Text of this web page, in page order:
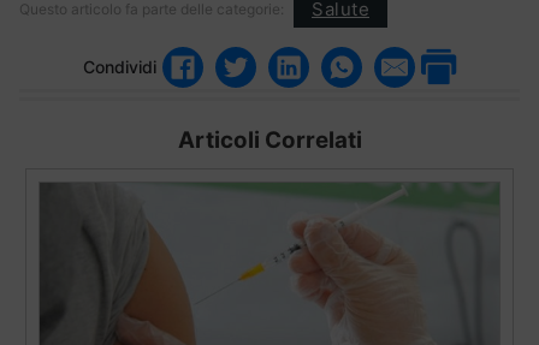
Questo articolo fa parte delle categorie: Salute
Condividi
Articoli Correlati